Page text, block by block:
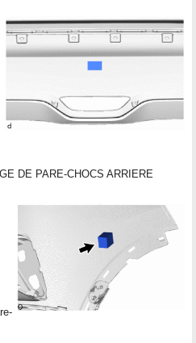
DE PARE-CHOCS ARRIERE